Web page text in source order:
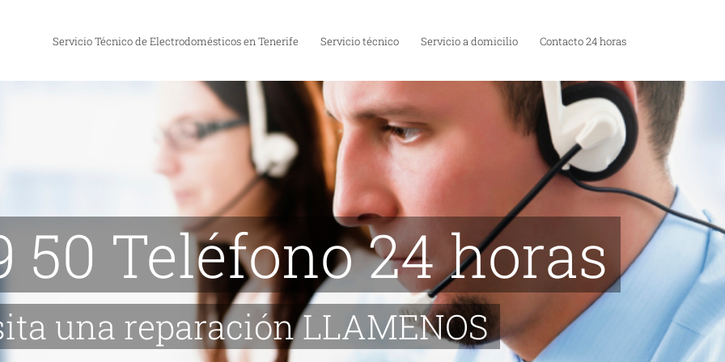
Servicio Técnico de Electrodomésticos en Tenerife Servicio técnico Servicio a domicilio Contacto 24 horas
50 Teléfono 24 horas
una reparación LLAMENOS